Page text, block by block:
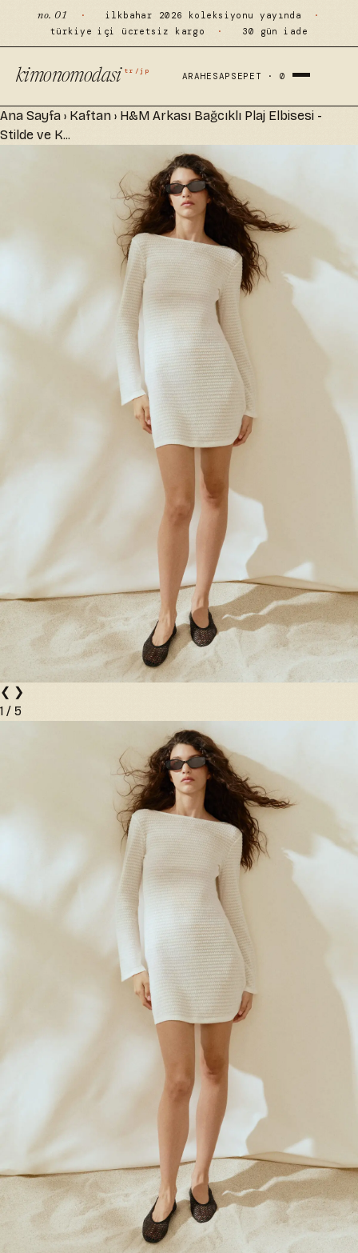
no. 01 · ilkbahar 2026 koleksiyonu yayında
·
türkiye içi ücretsiz kargo
· 30 gün iade
kimonomodasi tr/jp
ARAHESAP SEPET ·0
Ana Sayfa › Kaftan › H&M Arkası Bağcıklı Plaj Elbisesi -
Stilde ve K...
❮ ❯
1 / 5